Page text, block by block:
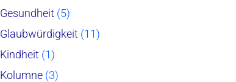
Gesundheit (5)
Glaubwürdigkeit (11)
Kindheit (1)
Kolumne (3)